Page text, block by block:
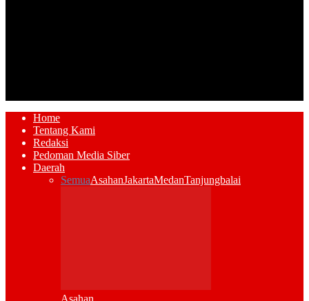
Home
Tentang Kami
Redaksi
Pedoman Media Siber
Daerah
SemuaAsahanJakartaMedanTanjungbalai